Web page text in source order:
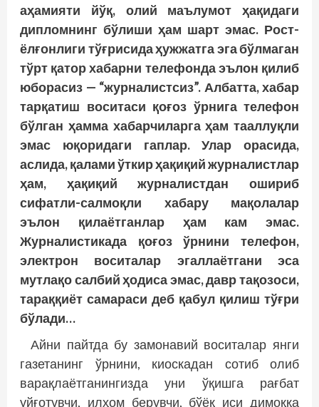
аҳамияти йўқ, олий маълумот ҳақидаги
дипломнинг бўлиши ҳам шарт эмас. Рост-
ёлғонлиги тўғрисида ҳужжатга эга бўлмаган
тўрт қатор хабарни телефонда эълон қилиб
юборасиз — “журналистсиз”. Албатта, хабар
тарқатиш воситаси қоғоз ўрнига телефон
бўлган ҳамма хабарчиларга ҳам тааллуқли
эмас юқоридаги гаплар. Улар орасида,
аслида, қалами ўткир ҳақиқий журналистлар
ҳам, ҳақиқий журналистдан ошириб
сифатли-салмоқли хабару мақолалар
эълон қилаётганлар ҳам кам эмас.
Журналистикада қоғоз ўрнини телефон,
электрон воситалар эгаллаётгани эса
мутлақо салбий ҳодиса эмас, давр тақозоси,
тараққиёт самараси деб қабул қилиш тўғри
бўлади…
Айни пайтда бу замонавий воситалар янги
газетанинг ўрнини, киоскадан сотиб олиб
варақлаётганингизда уни ўқишга рағбат
уйғотувчи, илҳом берувчи, бўёқ иси димоққа